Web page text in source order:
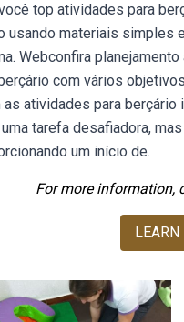
top atividades para
usando materiais simples
Webconfira
com vários
atividades para
tarefa desafiadora,
um início de.
For more information,
LEARN